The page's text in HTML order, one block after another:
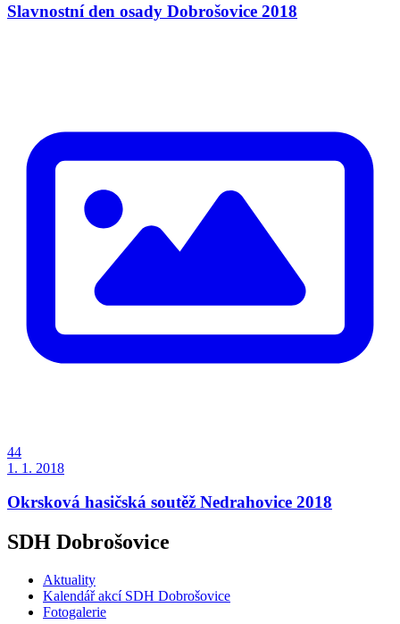
Slavnostní den osady Dobrošovice 2018
44
1. 1. 2018
Okrsková hasičská soutěž Nedrahovice 2018
SDH Dobrošovice
Aktuality
Kalendář akcí SDH Dobrošovice
Fotogalerie